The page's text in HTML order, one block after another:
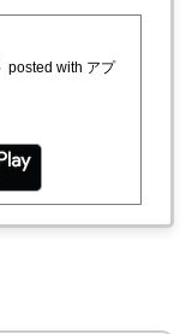
posted with アプ